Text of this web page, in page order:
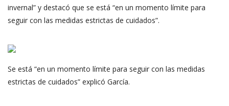
invernal” y destacó que se está “en un momento límite para
seguir con las medidas estrictas de cuidados”.
Se está “en un momento límite para seguir con las medidas
estrictas de cuidados” explicó García.